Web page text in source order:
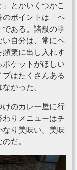
とかいくつかこ
のポイントは「ペ
である。諸般の事
い自分は、常にペ
頻繁に出し入れす
ポケットがほしい
はたくさんある
かった。
けのカレー屋に行
わりメニューはチ
なり美味い。美味
だ。